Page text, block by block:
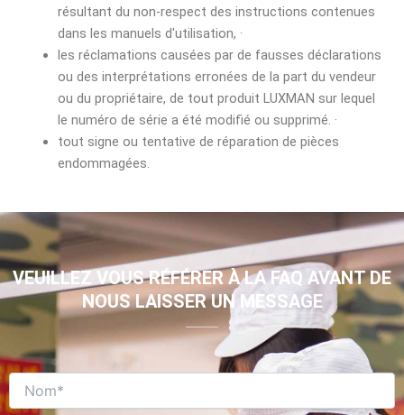
résultant du non-respect des instructions contenues
dans les manuels d'utilisation, ·
les réclamations causées par de fausses déclarations
ou des interprétations erronées de la part du vendeur
ou du propriétaire, de tout produit LUXMAN sur lequel
le numéro de série a été modifié ou supprimé. ·
tout signe ou tentative de réparation de pièces
endommagées.
VEUILLEZ VOUS RÉFÉRER À LA FAQ AVANT DE
NOUS LAISSER UN MESSAGE